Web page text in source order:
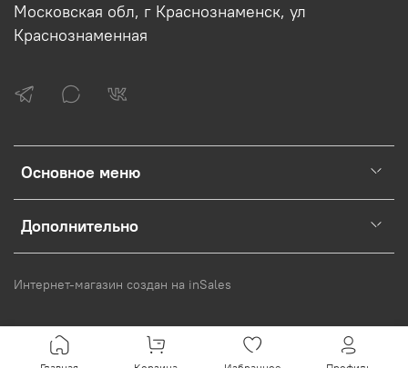
Основное меню
Дополнительно
Московская обл, г Краснознаменск, ул
Краснознаменная
Интернет-магазин создан на inSales